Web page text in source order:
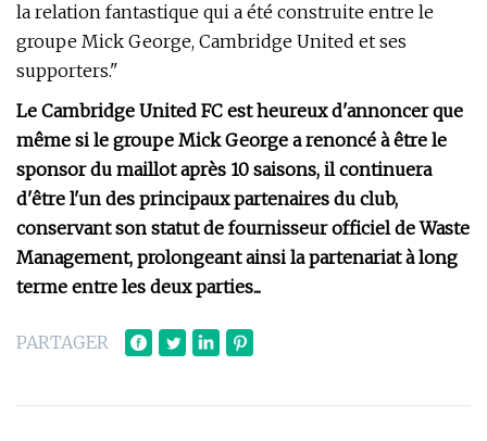
la relation fantastique qui a été construite entre le
groupe Mick George, Cambridge United et ses
supporters."
Le Cambridge United FC est heureux d'annoncer que
même si le groupe Mick George a renoncé à être le
sponsor du maillot après 10 saisons, il continuera
d'être l'un des principaux partenaires du club,
conservant son statut de fournisseur officiel de Waste
Management, prolongeant ainsi la partenariat à long
terme entre les deux parties...
PARTAGER